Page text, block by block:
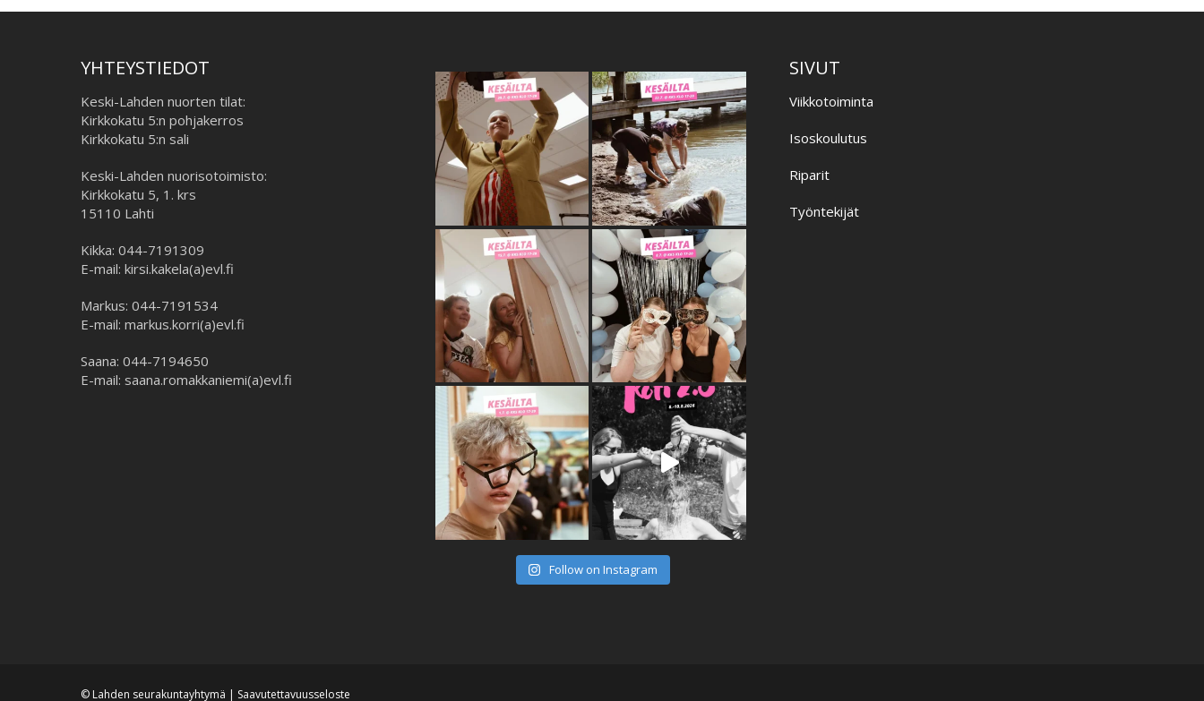
YHTEYSTIEDOT
Keski-Lahden nuorten tilat:
Kirkkokatu 5:n pohjakerros
Kirkkokatu 5:n sali
Keski-Lahden nuorisotoimisto:
Kirkkokatu 5, 1. krs
15110 Lahti
Kikka: 044-7191309
E-mail: kirsi.kakela(a)evl.fi
Markus: 044-7191534
E-mail: markus.korri(a)evl.fi
Saana: 044-7194650
E-mail: saana.romakkaniemi(a)evl.fi
Follow on Instagram
SIVUT
Viikkotoiminta
Isoskoulutus
Riparit
Työntekijät
© Lahden seurakuntayhtymä | Saavutettavuusseloste